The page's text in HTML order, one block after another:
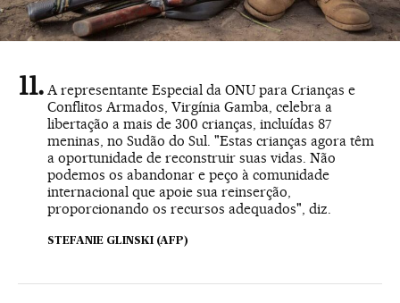
A representante Especial da ONU para Crianças e
Conflitos Armados, Virgínia Gamba, celebra a
libertação a mais de 300 crianças, incluídas 87
meninas, no Sudão do Sul. "Estas crianças agora têm
a oportunidade de reconstruir suas vidas. Não
podemos os abandonar e peço à comunidade
internacional que apoie sua reinserção,
proporcionando os recursos adequados", diz.
STEFANIE GLINSKI (AFP)